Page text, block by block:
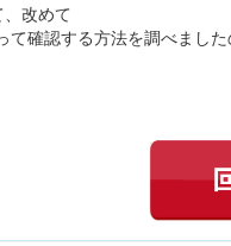
改めて
て確認する方法を調べまし